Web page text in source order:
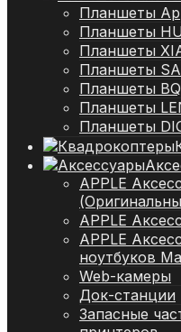
Планшеты
Планшеты
Планшеты
Планшеты
Планшеты BQ
Планшеты
Планшеты
APPLE
APPLE
APPLE
ноутбуков
Web-камеры
Док-станции
Запасные